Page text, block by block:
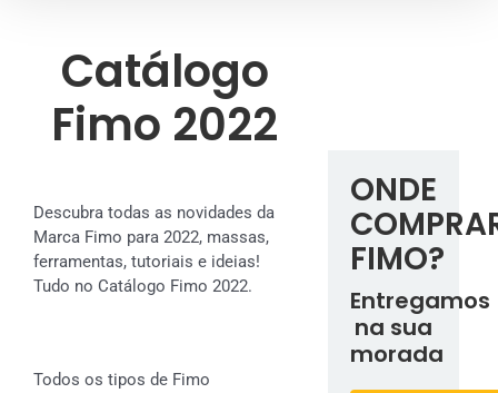
Catálogo
Fimo 2022
Descubra todas as novidades da
Marca Fimo para 2022, massas,
ferramentas, tutoriais e ideias!
Tudo no Catálogo Fimo 2022.
Todos os tipos de Fimo
ONDE
FIMO?
Entregamos
na sua
morada